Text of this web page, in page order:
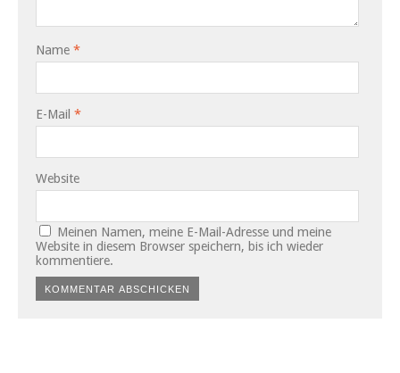
Name *
E-Mail *
Website
Meinen Namen, meine E-Mail-Adresse und meine
Website in diesem Browser speichern, bis ich wieder
kommentiere.